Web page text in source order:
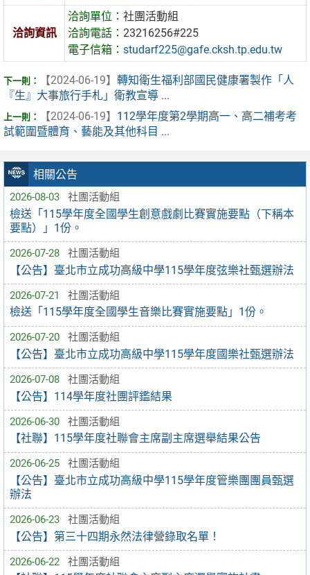
相關公告
2026-08-03 社團活動組
檢送「115學年度全國學生創意戲劇比賽實施要點（下稱本
要點）」1份。
2026-07-28 社團活動組
【公告】臺北市立成功高級中學115學年度弦樂社甄選辦法
2026-07-21 社團活動組
檢送「115學年度全國學生音樂比賽實施要點」1份。
2026-07-20 社團活動組
【公告】臺北市立成功高級中學115學年度國樂社甄選辦法
2026-07-08 社團活動組
【公告】114學年度社團評鑑結果
2026-06-30 社團活動組
【社聯】115學年度社聯會主席副主席選舉結果公告
2026-06-25 社團活動組
【公告】臺北市立成功高級中學115學年度管樂團團員甄選
辦法
2026-06-23 社團活動組
【公告】第三十四期永然法律營錄取名單！
2026-06-22 社團活動組
洽詢資訊
洽詢單位：社團活動組
洽詢電話：23216256#225
電子信箱：studarf225@gafe.cksh.tp.edu.tw
【2024-06-19】 轉知衛生福利部國民健康署製作「人
『生』大事旅行手札」衛教宣導 ...
【2024-06-19】 112學年度第2學期高一、高二補考考
試範圍暨體育、藝能及其他科目 ...